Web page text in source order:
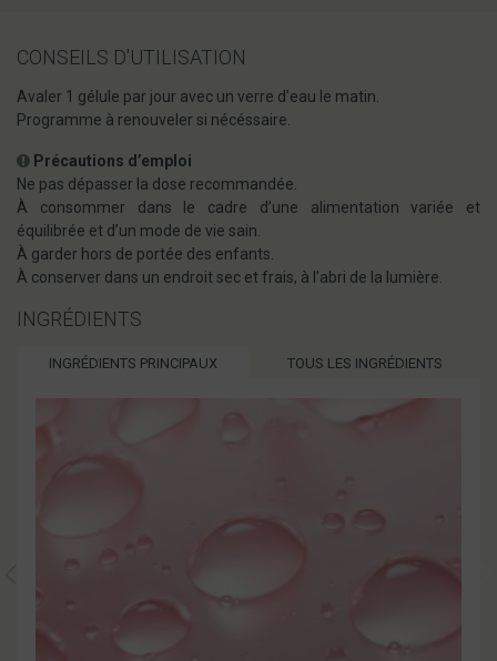
CONSEILS D'UTILISATION
Avaler 1 gélule par jour avec un verre d'eau le matin.
Programme à renouveler si nécéssaire.
Précautions d’emploi
Ne pas dépasser la dose recommandée.
À consommer dans le cadre d’une alimentation variée et
équilibrée et d’un mode de vie sain.
À garder hors de portée des enfants.
À conserver dans un endroit sec et frais, à l’abri de la lumière.
INGRÉDIENTS
INGRÉDIENTS PRINCIPAUX TOUS LES INGRÉDIENTS